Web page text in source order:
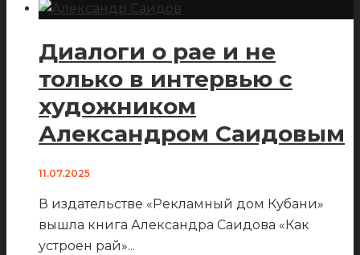
Диалоги о рае и не
только в интервью с
художником
Александром Саидовым
11.07.2025
В издательстве «Рекламный дом Кубани»
вышла книга Александра Саидова «Как
устроен рай»...